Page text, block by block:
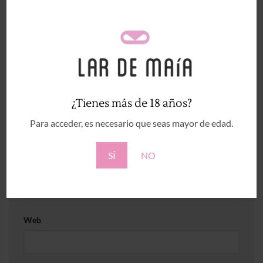
¿Tienes más de 18 años?
Para acceder, es necesario que seas mayor de edad.
SÍ NO
Web